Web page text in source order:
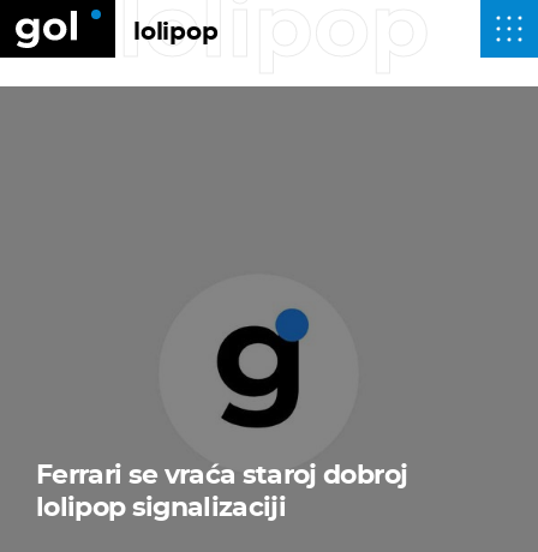
lolipop
lolipop
Ferrari se vraća staroj dobroj
lolipop signalizaciji